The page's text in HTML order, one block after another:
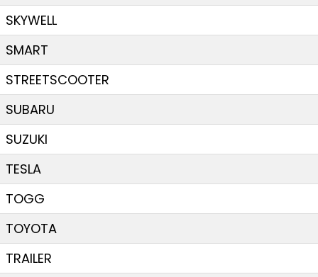
SKYWELL
SMART
STREETSCOOTER
SUBARU
SUZUKI
TESLA
TOGG
TOYOTA
TRAILER